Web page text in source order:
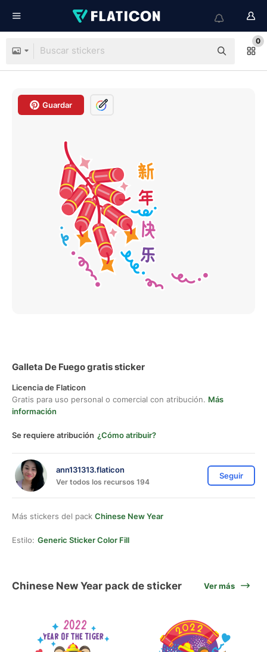
0
Guardar
Galleta De Fuego gratis sticker
Licencia de Flaticon
Gratis para uso personal o comercial con atribución. Más
información
Se requiere atribución ¿Cómo atribuir?
ann131313.flaticon
Ver todos los recursos 194
Seguir
Más stickers del pack Chinese New Year
Estilo: Generic Sticker Color Fill
Chinese New Year pack de sticker Ver más